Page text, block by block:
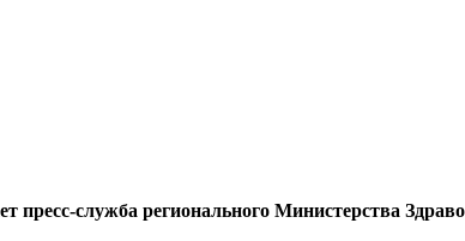
пресс-служба регионального Министерства